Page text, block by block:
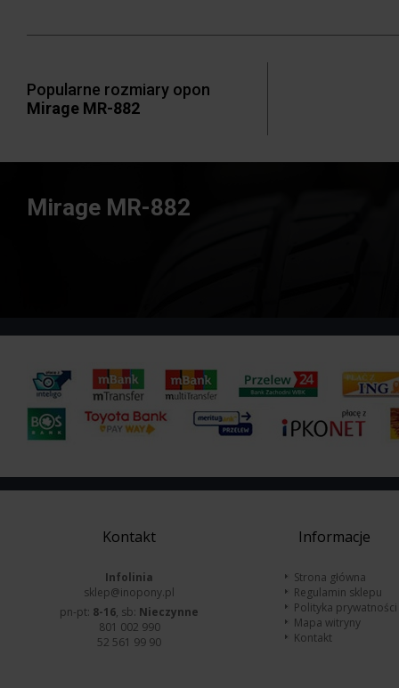
Popularne rozmiary opon
Mirage MR-882
Mirage MR-882
Kontakt
Infolinia
sklep@inopony.pl
pn-pt: 8-16, sb: Nieczynne
801 002 990
52 561 99 90
Informacje
Strona główna
Regulamin sklepu
Polityka prywatności
Mapa witryny
Kontakt